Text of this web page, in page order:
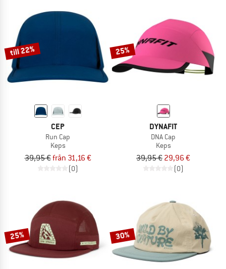
till 22%
CEP
Run Cap
Keps
39,95 €från 31,16 €
(0)
25%
DYNAFIT
DNA Cap
Keps
39,95 € 29,96 €
(0)
25% 30%